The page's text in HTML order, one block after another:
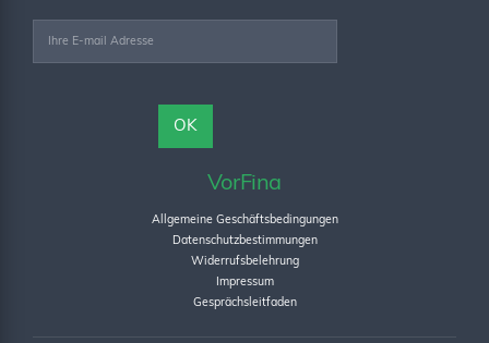
VorFina
Allgemeine Geschäftsbedingungen
Datenschutzbestimmungen
Widerrufsbelehrung
Impressum
Gesprächsleitfaden